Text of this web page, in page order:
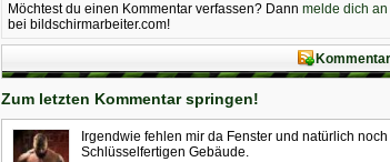
Möchtest du einen Kommentar verfassen? Dann melde dich an
bei bildschirmarbeiter.com!
Zum letzten Kommentar springen!
Irgendwie fehlen mir da Fenster und natürlich
Schlüsselfertigen Gebäude.